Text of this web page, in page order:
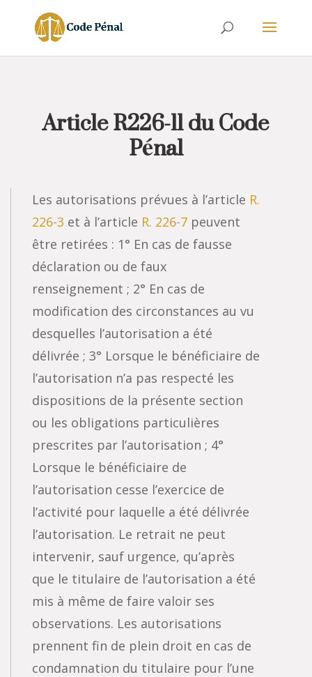
Article R226-11 du Code
Pénal
Les autorisations prévues à l’article R.
226-3 et à l’article R. 226-7peuvent
être retirées : 1° En cas de fausse
déclaration ou de faux
renseignement ; 2° En cas de
modification des circonstances au vu
desquelles l’autorisation a été
délivrée ; 3° Lorsque le bénéficiaire de
l’autorisation n’a pas respecté les
dispositions de la présente section
ou les obligations particulières
prescrites par l’autorisation ; 4°
Lorsque le bénéficiaire de
l’autorisation cesse l’exercice de
l’activité pour laquelle a été délivrée
l’autorisation. Le retrait ne peut
intervenir, sauf urgence, qu’après
que le titulaire de l’autorisation a été
mis à même de faire valoir ses
observations. Les autorisations
prennent fin de plein droit en cas de
condamnation du titulaire pour l’une